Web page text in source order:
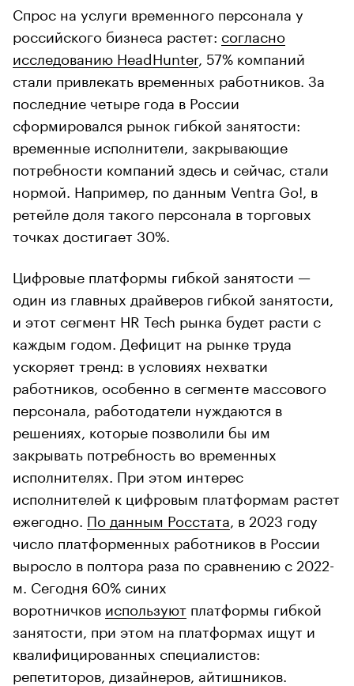
Спрос на услуги временного персонала у
российского бизнеса растет: согласно
исследованию HeadHunter, 57% компаний
стали привлекать временных работников. За
последние четыре года в России
сформировался рынок гибкой занятости:
временные исполнители, закрывающие
потребности компаний здесь и сейчас, стали
нормой. Например, по данным Ventra Go!, в
ретейле доля такого персонала в торговых
точках достигает 30%.
Цифровые платформы гибкой занятости —
один из главных драйверов гибкой занятости,
и этот сегмент HR Tech рынка будет расти с
каждым годом. Дефицит на рынке труда
ускоряет тренд: в условиях нехватки
работников, особенно в сегменте массового
персонала, работодатели нуждаются в
решениях, которые позволили бы им
закрывать потребность во временных
исполнителях. При этом интерес
исполнителей к цифровым платформам растет
ежегодно. По данным Росстата , в 2023 году
число платформенных работников в России
выросло в полтора раза по сравнению с 2022-
м. Сегодня 60% синих
воротничков используют платформы гибкой
занятости, при этом на платформах ищут и
квалифицированных специалистов:
репетиторов, дизайнеров, айтишников.